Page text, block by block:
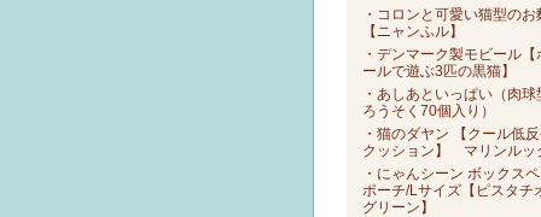
・コロンと可愛い猫型のお
【ニャンふル】
・デンマーク製モビール【
ールで遊ぶ3匹の黒猫】
・あしあといっぱい（肉球
ろうそく70個入り）
・猫のダヤン 【クール低
クッション】 マリンルッ
・にゃんシーン ボックス
ポーチ/Lサイズ【ピスタチ
グリーン】